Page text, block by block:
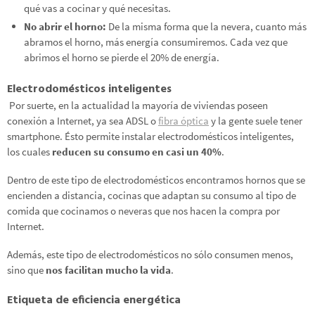
qué vas a cocinar y qué necesitas.
No abrir el horno: De la misma forma que la nevera, cuanto más
abramos el horno, más energía consumiremos. Cada vez que
abrimos el horno se pierde el 20% de energía.
Electrodomésticos inteligentes
Por suerte, en la actualidad la mayoría de viviendas poseen
conexión a Internet, ya sea ADSL ofibra óptica y la gente suele tener
smartphone. Ésto permite instalar electrodomésticos inteligentes,
los cuales reducen su consumo en casi un 40%.
Dentro de este tipo de electrodomésticos encontramos hornos que se
encienden a distancia, cocinas que adaptan su consumo al tipo de
comida que cocinamos o neveras que nos hacen la compra por
Internet.
Además, este tipo de electrodomésticos no sólo consumen menos,
sino que nos facilitan mucho la vida.
Etiqueta de eficiencia energética